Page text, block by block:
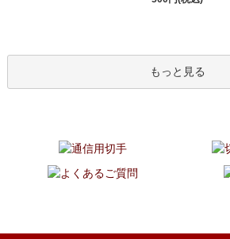
もっと見る